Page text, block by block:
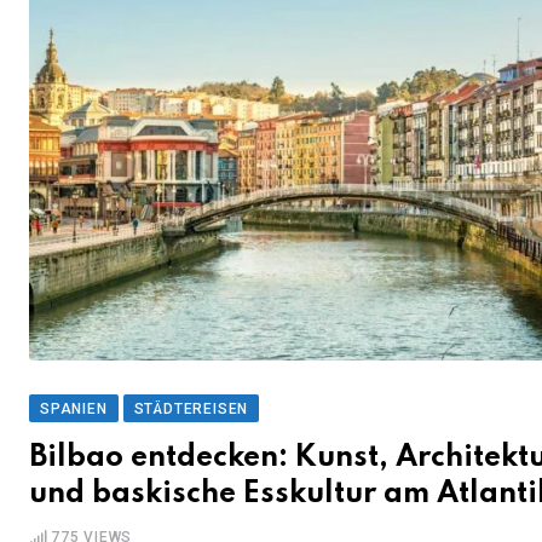
SPANIEN STÄDTEREISEN
Bilbao entdecken: Kunst,
und baskische Esskultur am
775 VIEWS